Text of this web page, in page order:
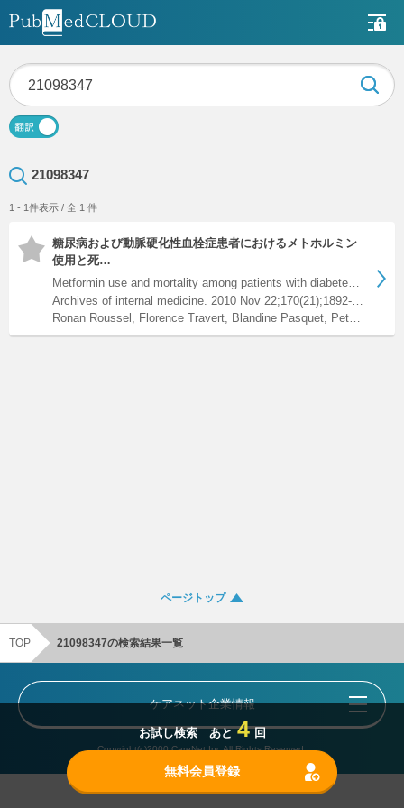
21098347
1 - 1件表示 / 全 1 件
糖尿病および動脈硬化性血栓症患者におけるメトホルミン
使用と死…
Metformin use and mortality among patients with diabetes and…
Archives of internal medicine. 2010 Nov 22;170(21);1892-9. doi: 10.1001/archinternmed.2010.409.
Ronan Roussel, Florence Travert, Blandine Pasquet, Peter W F Wilson, Sidney C Smith, Shinya Goto, Philippe Ravaud, Michel Marre, Avi Porath, Deepak L Bhatt, P Gabriel Steg
ページトップ
TOP 21098347の検索結果一覧
ケアネット企業情報
Copyright(c)2000 CareNet,Inc All Rights Reserved.
お試し検索 あと 4 回
無料会員登録